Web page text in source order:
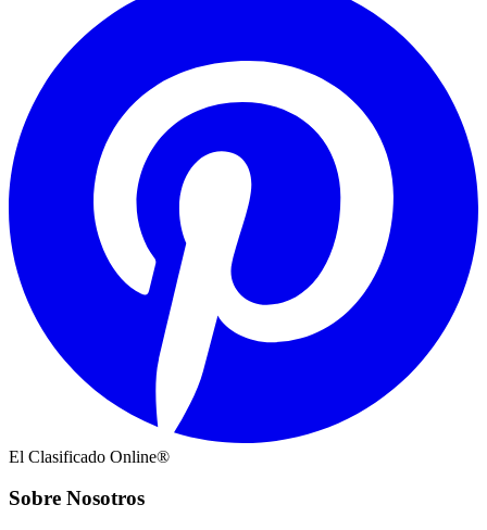
El Clasificado Online®
Sobre Nosotros